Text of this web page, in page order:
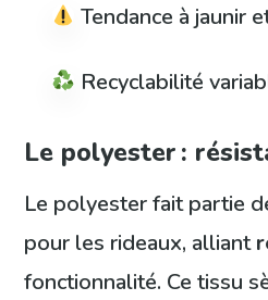
Tendance à jaunir
Recyclabilité
Le polyester :
Le polyester fait partie
pour les rideaux, alliant
fonctionnalité. Ce tissu